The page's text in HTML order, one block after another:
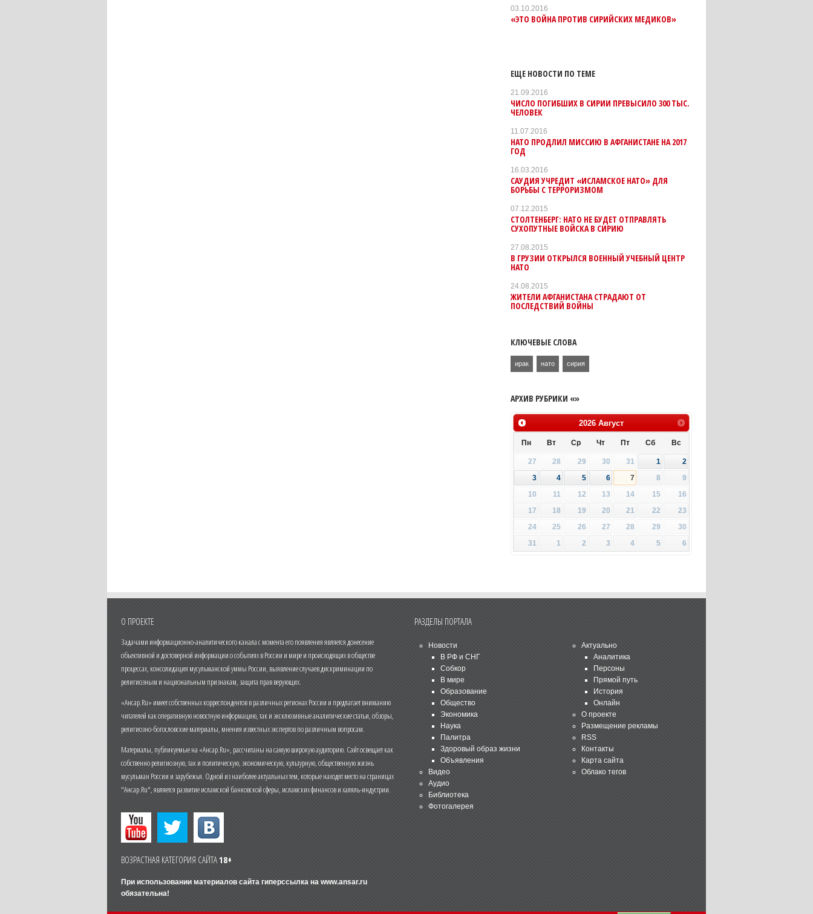
03.10.2016
«ЭТО ВОЙНА ПРОТИВ СИРИЙСКИХ МЕДИКОВ»
ЕЩЕ НОВОСТИ ПО ТЕМЕ
21.09.2016
ЧИСЛО ПОГИБШИХ В СИРИИ ПРЕВЫСИЛО 300 ТЫС.
ЧЕЛОВЕК
11.07.2016
НАТО ПРОДЛИЛ МИССИЮ В АФГАНИСТАНЕ НА 2017
ГОД
16.03.2016
САУДИЯ УЧРЕДИТ «ИСЛАМСКОЕ НАТО» ДЛЯ
БОРЬБЫ С ТЕРРОРИЗМОМ
07.12.2015
СТОЛТЕНБЕРГ: НАТО НЕ БУДЕТ ОТПРАВЛЯТЬ
СУХОПУТНЫЕ ВОЙСКА В СИРИЮ
27.08.2015
В ГРУЗИИ ОТКРЫЛСЯ ВОЕННЫЙ УЧЕБНЫЙ ЦЕНТР
НАТО
24.08.2015
ЖИТЕЛИ АФГАНИСТАНА СТРАДАЮТ ОТ
ПОСЛЕДСТВИЙ ВОЙНЫ
КЛЮЧЕВЫЕ СЛОВА
ирак нато сирия
АРХИВ РУБРИКИ «»
2026 Август
Пн Вт Ср Чт Пт Сб Вс
27 28 29 30 31 1
2
3
4 5 6 7 8
9
10
11 12 13 14 15
16
17
18 19 20 21 22
23
24
25 26 27 28 29
30
31
1 2 3 4 5 6
О ПРОЕКТЕ
Задачами информационно-аналитического канала с момента его появления является донесение
объективной и достоверной информации о событиях в России и мире и происходящих в обществе
процессах, консолидация мусульманской уммы России, выявление случаев дискриминации по
религиозным и национальным признакам, защита прав верующих.
«Ансар.Ru» имеет собственных корреспондентов в различных регионах России и предлагает вниманию
читателей как оперативную новостную информацию, так и эксклюзивные аналитические статьи, обзоры,
религиозно-богословские материалы, мнения известных экспертов по различным вопросам.
Материалы, публикуемые на «Ансар.Ru», рассчитаны на самую широкую аудиторию. Сайт освещает как
собственно религиозную, так и политическую, экономическую, культурную, общественную жизнь
мусульман России и зарубежья. Одной из наиболее актуальных тем, которые находят место на страницах
"Ансар.Ru", является развитие исламской банковской сферы, исламских финансов и халяль-индустрии.
ВОЗРАСТНАЯ КАТЕГОРИЯ САЙТА18+
При использовании материалов сайта гиперссылка на www.ansar.ru
обязательна!
РАЗДЕЛЫ ПОРТАЛА
Новости
В РФ и СНГ
Собкор
В мире
Образование
Общество
Экономика
Наука
Палитра
Здоровый образ жизни
Объявления
Видео
Аудио
Библиотека
Фотогалерея
Актуально
Аналитика
Персоны
Прямой путь
История
Онлайн
О проекте
Размещение рекламы
RSS
Контакты
Карта сайта
Облако тегов